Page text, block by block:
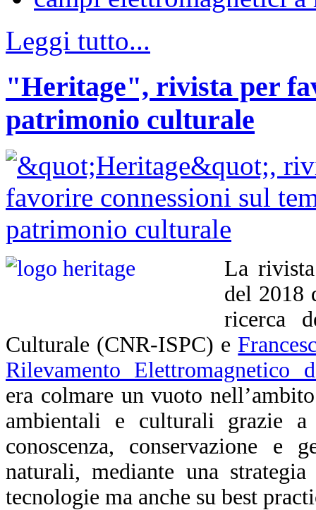
Leggi tutto...
"Heritage", rivista per
patrimonio culturale
La
del 2018
ricerca
Culturale (CNR-ISPC) e
Rilevamento Elettromagnetico
era colmare un vuoto
ambientali e culturali grazie a
conoscenza, conservazione e
naturali, mediante una
tecnologie ma anche su best